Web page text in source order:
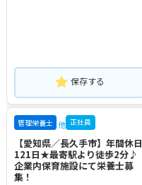
保存する
管理栄養士 他 正社員
【愛知県／長久手市】年間休日
121日★最寄駅より徒歩2分♪
企業内保育施設にて栄養士募
集！